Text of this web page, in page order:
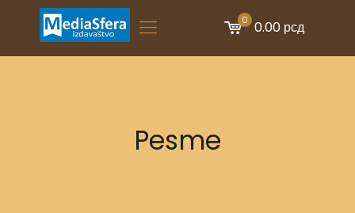
0 0.00 рсд
Pesme